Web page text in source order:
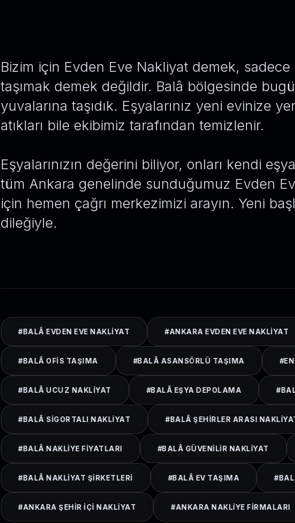
Bizim için Evden Eve Nakliyat demek,
taşımak demek değildir. Balâ bölgesinde
yuvalarına taşıdık. Eşyalarınız yeni evinize
atıkları bile ekibimiz tarafından temizlenir.
Eşyalarınızın değerini biliyor, onları kendi
tüm Ankara genelinde sunduğumuz Evden
için hemen çağrı merkezimizi arayın. Yeni
dileğiyle.
#BALÂ EVDEN EVE NAKLIYAT #ANKARA EVDEN EVE NAKLIYAT
#BALÂ OFIS TAŞIMA #BALÂ ASANSÖRLÜ TAŞIMA #
#BALÂ UCUZ NAKLIYAT #BALÂ EŞYA DEPOLAMA #
#BALÂ SIGORTALI NAKLIYAT #BALÂ ŞEHIRLER ARASI
#BALÂ NAKLIYE FIYATLARI #BALÂ GÜVENILIR NAKLIYAT
#BALÂ NAKLIYAT ŞIRKETLERI #BALÂ EV TAŞIMA #
#ANKARA ŞEHIR IÇI NAKLIYAT #ANKARA NAKLIYE FIRMALARI